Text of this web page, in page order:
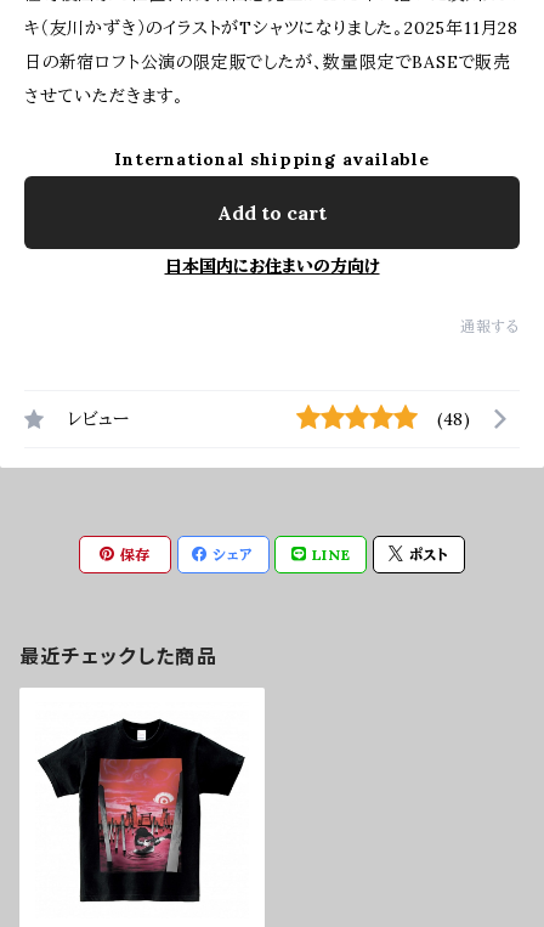
キ（友川かずき）のイラストがTシャツになりました。2025年11月28
日の新宿ロフト公演の限定販でしたが、数量限定でBASEで販売
させていただきます。
International shipping available
Add to cart
日本国内にお住まいの方向け
通報する
レビュー (48)
保存 シェア LINE ポスト
最近チェックした商品